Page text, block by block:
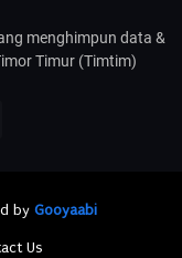
menghimpun data &
Timur (Timtim)
by Gooyaabi
Us